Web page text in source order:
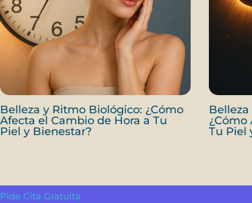
Belleza y Ritmo Biológico: ¿Cómo
Afecta el Cambio de Hora a Tu
Piel y Bienestar?
Belleza
¿Cómo
Tu Piel
Pide Cita Gratuita